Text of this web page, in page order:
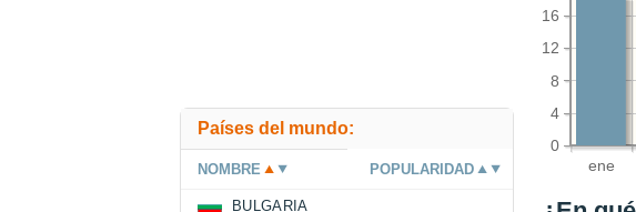
ene
0
4
8
12
16
Países del mundo:
NOMBRE POPULARIDAD
BULGARIA